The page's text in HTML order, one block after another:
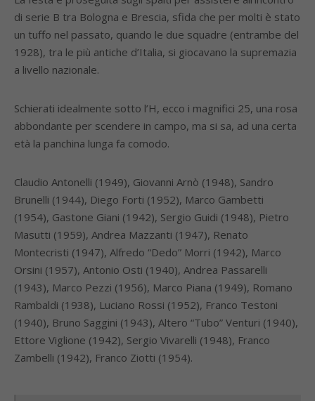
di serie B tra Bologna e Brescia, sfida che per molti è stato
un tuffo nel passato, quando le due squadre (entrambe del
1928), tra le più antiche d’Italia, si giocavano la supremazia
a livello nazionale.
Schierati idealmente sotto l’H, ecco i magnifici 25, una rosa
abbondante per scendere in campo, ma si sa, ad una certa
età la panchina lunga fa comodo.
Claudio Antonelli (1949), Giovanni Arnò (1948), Sandro
Brunelli (1944), Diego Forti (1952), Marco Gambetti
(1954), Gastone Giani (1942), Sergio Guidi (1948), Pietro
Masutti (1959), Andrea Mazzanti (1947), Renato
Montecristi (1947), Alfredo “Dedo” Morri (1942), Marco
Orsini (1957), Antonio Osti (1940), Andrea Passarelli
(1943), Marco Pezzi (1956), Marco Piana (1949), Romano
Rambaldi (1938), Luciano Rossi (1952), Franco Testoni
(1940), Bruno Saggini (1943), Altero “Tubo” Venturi (1940),
Ettore Viglione (1942), Sergio Vivarelli (1948), Franco
Zambelli (1942), Franco Ziotti (1954).